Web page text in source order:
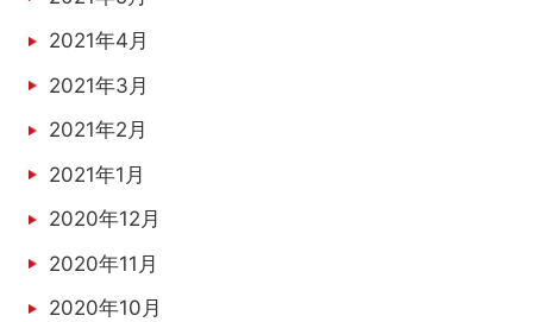
2021年4月
2021年3月
2021年2月
2021年1月
2020年12月
2020年11月
2020年10月